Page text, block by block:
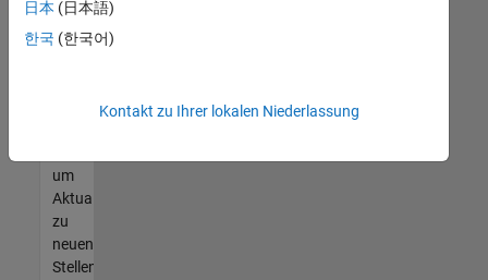
entsprechen,
werden
unseres
um
Aktualisierungen
zu
neuen
Stellenangeboten
日本 (日本語)
한국 (한국어)
Kontakt zu Ihrer lokalen Niederlassung